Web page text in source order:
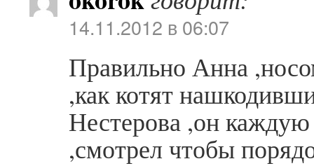
14.11.2012 в 06:07
Правильно Анна
,как котят
Нестерова ,он
,смотрел чтобы